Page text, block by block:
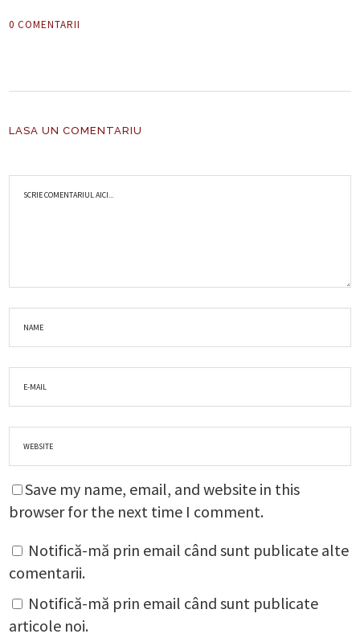
0 COMENTARII
LASA UN COMENTARIU
Save my name, email, and website in this
browser for the next time I comment.
Notifică-mă prin email când sunt publicate alte
comentarii.
Notifică-mă prin email când sunt publicate
articole noi.